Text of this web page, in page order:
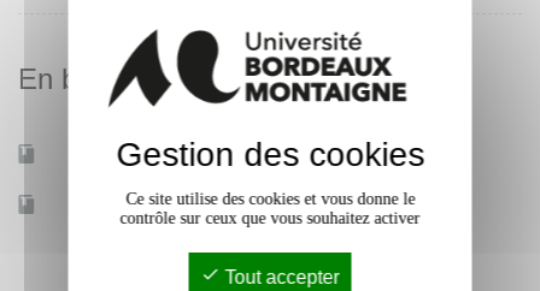
En bref
Mobilité d'études Non
Accessible à distance Non
Gestion des cookies
Ce site utilise des cookies et vous donne le
contrôle sur ceux que vous souhaitez activer
Tout accepter